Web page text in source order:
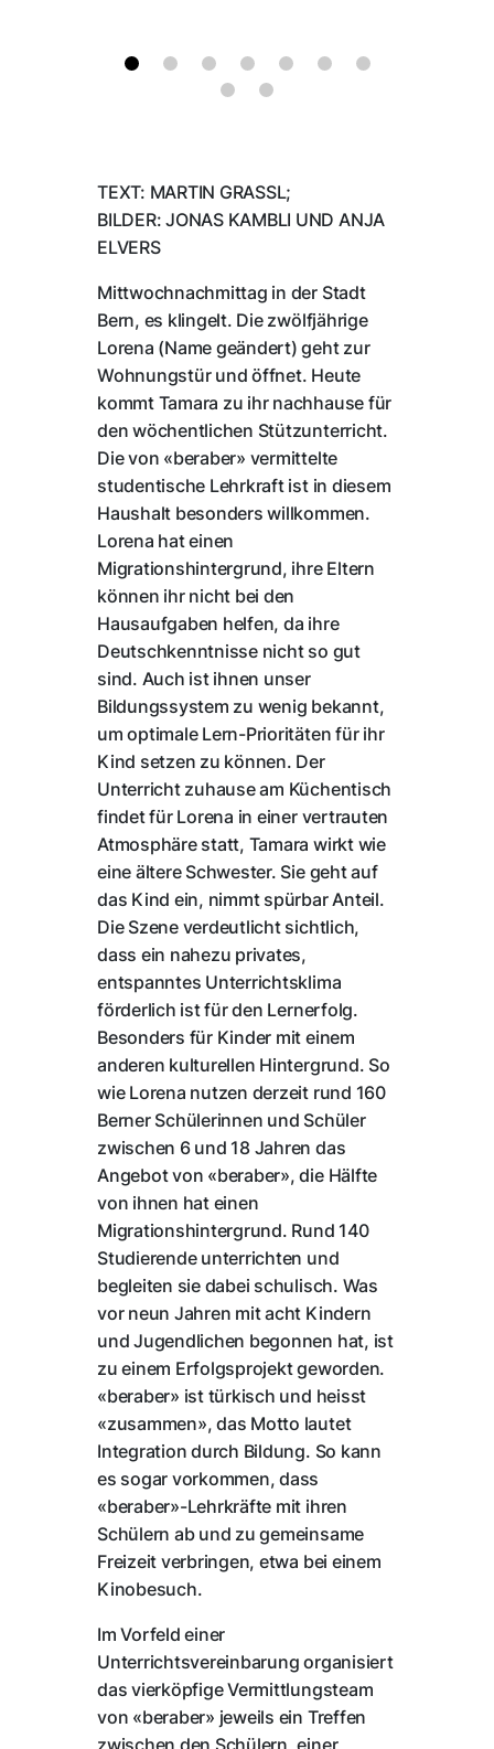
TEXT: MARTIN GRASSL;
BILDER: JONAS KAMBLI UND ANJA
ELVERS
Mittwochnachmittag in der Stadt
Bern, es klingelt. Die zwölfjährige
Lorena (Name geändert) geht zur
Wohnungstür und öffnet. Heute
kommt Tamara zu ihr nachhause für
den wöchentlichen Stützunterricht.
Die von «beraber» vermittelte
studentische Lehrkraft ist in diesem
Haushalt besonders willkommen.
Lorena hat einen
Migrationshintergrund, ihre Eltern
können ihr nicht bei den
Hausaufgaben helfen, da ihre
Deutschkenntnisse nicht so gut
sind. Auch ist ihnen unser
Bildungssystem zu wenig bekannt,
um optimale Lern-Prioritäten für ihr
Kind setzen zu können. Der
Unterricht zuhause am Küchentisch
findet für Lorena in einer vertrauten
Atmosphäre statt, Tamara wirkt wie
eine ältere Schwester. Sie geht auf
das Kind ein, nimmt spürbar Anteil.
Die Szene verdeutlicht sichtlich,
dass ein nahezu privates,
entspanntes Unterrichtsklima
förderlich ist für den Lernerfolg.
Besonders für Kinder mit einem
anderen kulturellen Hintergrund. So
wie Lorena nutzen derzeit rund 160
Berner Schülerinnen und Schüler
zwischen 6 und 18 Jahren das
Angebot von «beraber», die Hälfte
von ihnen hat einen
Migrationshintergrund. Rund 140
Studierende unterrichten und
begleiten sie dabei schulisch. Was
vor neun Jahren mit acht Kindern
und Jugendlichen begonnen hat, ist
zu einem Erfolgsprojekt geworden.
«beraber» ist türkisch und heisst
«zusammen», das Motto lautet
Integration durch Bildung. So kann
es sogar vorkommen, dass
«beraber»-Lehrkräfte mit ihren
Schülern ab und zu gemeinsame
Freizeit verbringen, etwa bei einem
Kinobesuch.
Im Vorfeld einer
Unterrichtsvereinbarung organisiert
das vierköpfige Vermittlungsteam
von «beraber» jeweils ein Treffen